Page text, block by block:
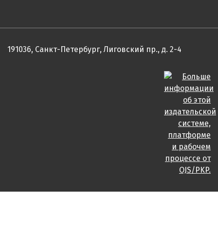
191036, Санкт-Петербург, Лиговский пр., д. 2-4